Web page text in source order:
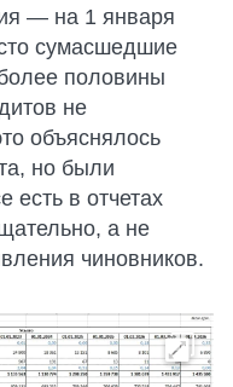
— на 1 января
сумасшедшие
половины
не
объяснялось
но были
есть в отчетах
а не
чиновников.